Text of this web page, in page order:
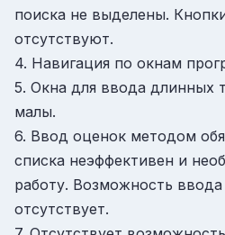
поиска не выделены.
отсутствуют.
4. Навигация по окнам
5. Окна для ввода длинных
малы.
6. Ввод оценок методом
списка неэффективен и
работу. Возможность
отсутствует.